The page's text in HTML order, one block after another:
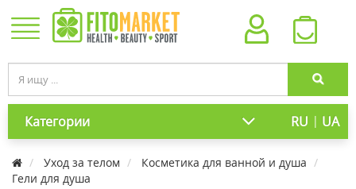
Категории RU | UA
Уход за телом
Косметика для ванной и душа
Гели для душа